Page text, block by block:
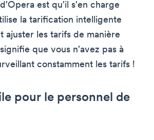
est qu'il s'en charge
la tarification intelligente
ajuster les tarifs de manière
que vous n'avez pas à
constamment les tarifs !
pour le personnel de